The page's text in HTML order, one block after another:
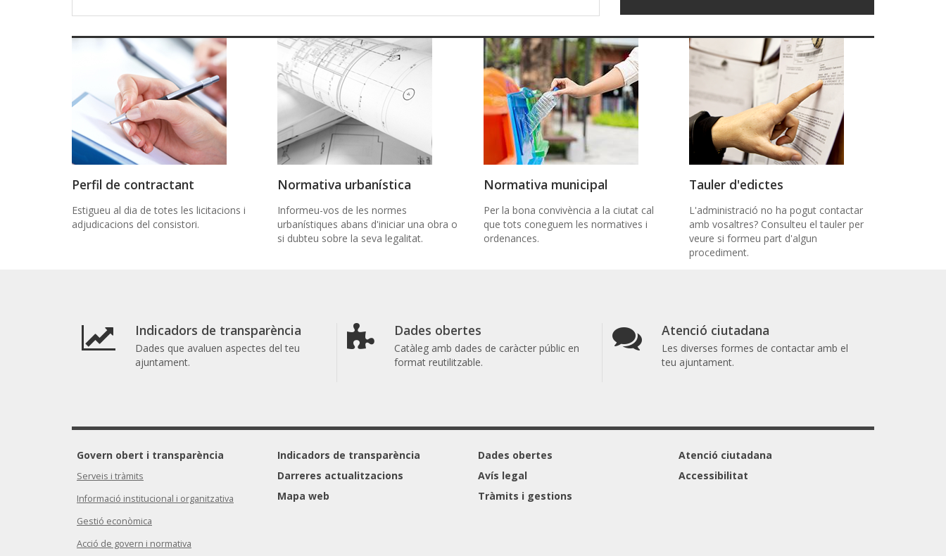
Perfil de contractant
Estigueu al dia de totes les licitacions i
adjudicacions del consistori.
Normativa urbanística
Informeu-vos de les normes
urbanístiques abans d'iniciar una obra o
si dubteu sobre la seva legalitat.
Normativa municipal
Per la bona convivència a la ciutat cal
que tots coneguem les normatives i
ordenances.
Tauler d'edictes
L'administració no ha pogut contactar
amb vosaltres? Consulteu el tauler per
veure si formeu part d'algun
procediment.
Indicadors de transparència
Dades que avaluen aspectes del teu
ajuntament.
Dades obertes
Catàleg amb dades de caràcter públic en
format reutilitzable.
Atenció ciutadana
Les diverses formes de contactar amb el
teu ajuntament.
Govern obert i transparència
Serveis i tràmits
Informació institucional i organitzativa
Gestió econòmica
Acció de govern i normativa
Indicadors de transparència Dades obertes
Atenció ciutadana
Darreres actualitzacions
Avís legal
Accessibilitat
Mapa web
Tràmits i gestions